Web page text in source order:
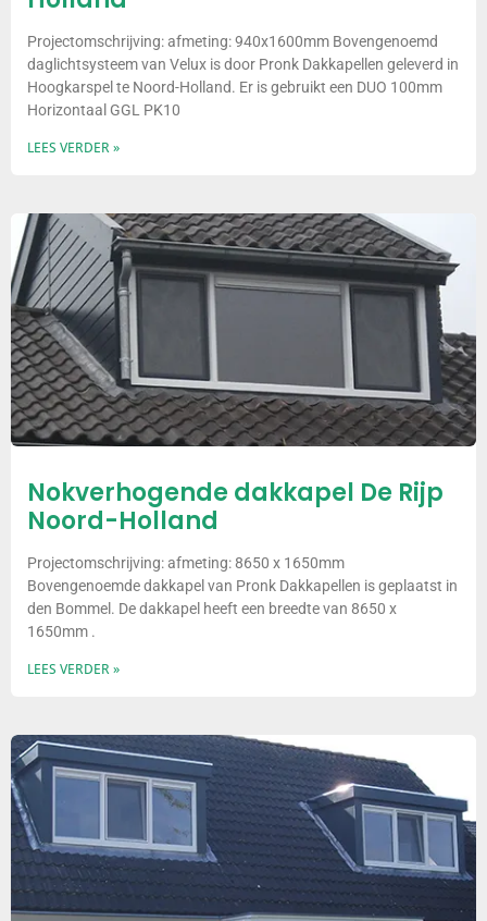
Projectomschrijving: afmeting: 940x1600mm Bovengenoemd
daglichtsysteem van Velux is door Pronk Dakkapellen geleverd in
Hoogkarspel te Noord-Holland. Er is gebruikt een DUO 100mm
Horizontaal GGL PK10
LEES VERDER »
Nokverhogende dakkapel De Rijp
Noord-Holland
Projectomschrijving: afmeting: 8650 x 1650mm
Bovengenoemde dakkapel van Pronk Dakkapellen is geplaatst in
den Bommel. De dakkapel heeft een breedte van 8650 x
1650mm .
LEES VERDER »